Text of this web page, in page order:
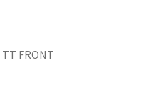
TT FRONT